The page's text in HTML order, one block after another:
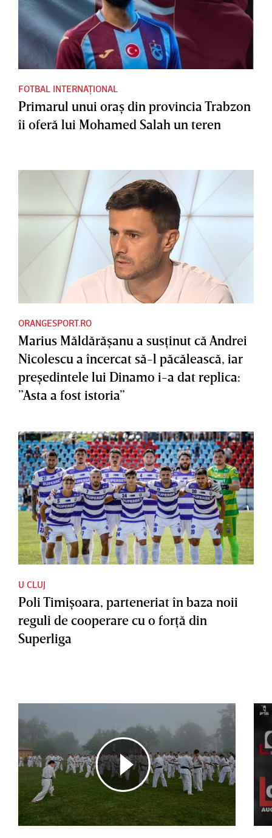
FOTBAL INTERNAȚIONAL
Primarul unui oraş din provincia Trabzon
îi oferă lui Mohamed Salah un teren
ORANGESPORT.RO
Marius Măldărăşanu a susţinut că Andrei
Nicolescu a încercat să-l păcălească, iar
preşedintele lui Dinamo i-a dat replica:
”Asta a fost istoria”
U CLUJ
Poli Timişoara, parteneriat în baza noii
reguli de cooperare cu o forţă din
Superliga